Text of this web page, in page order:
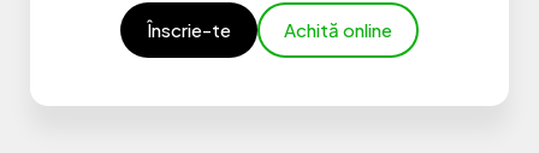
Înscrie-te Achită online